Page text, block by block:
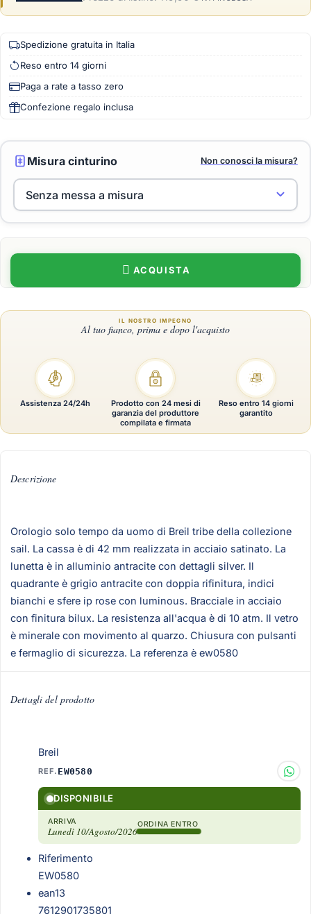
Spedizione gratuita in Italia
Reso entro 14 giorni
Paga a rate a tasso zero
Confezione regalo inclusa
Misura cinturino Non conosci la misura?
ACQUISTA
Descrizione
Orologio solo tempo da uomo di Breil tribe della collezione
sail. La cassa è di 42 mm realizzata in acciaio satinato. La
lunetta è in alluminio antracite con dettagli silver. Il
quadrante è grigio antracite con doppia rifinitura, indici
bianchi e sfere ip rose con luminous. Bracciale in acciaio
con finitura bilux. La resistenza all'acqua è di 10 atm. Il vetro
è minerale con movimento al quarzo. Chiusura con pulsanti
e fermaglio di sicurezza. La referenza è ew0580
Dettagli del prodotto
Breil
REF. EW0580
DISPONIBILE
ARRIVA
Lunedì 10/Agosto/2026
ORDINA ENTRO
Riferimento
EW0580
ean13
7612901735801
Assistenza 24/24h
Prodotto con 24 mesi di
garanzia del produttore
compilata e firmata
Reso entro 14 giorni
garantito